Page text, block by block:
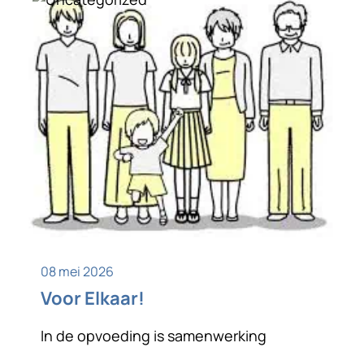
08 mei 2026
Voor Elkaar!
In de opvoeding is samenwerking